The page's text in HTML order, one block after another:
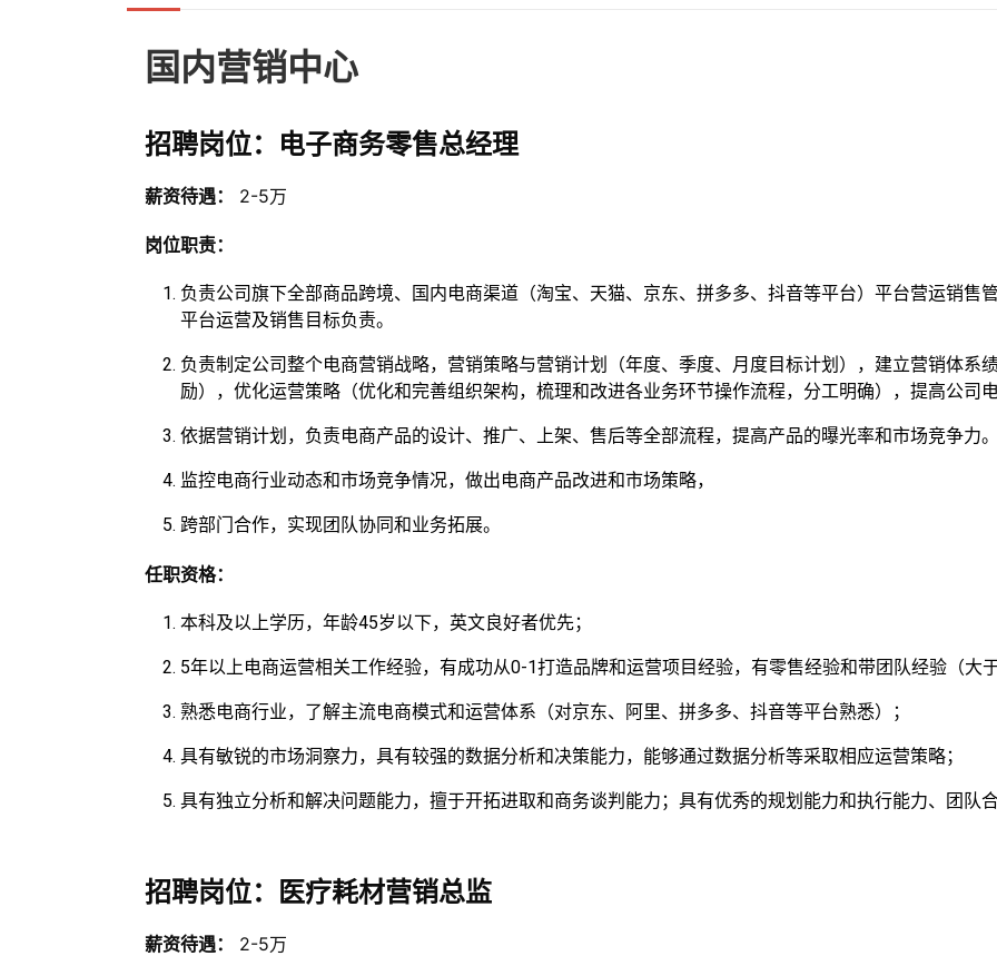
国内营销中心
招聘岗位：电子商务零售总经理
薪资待遇： 2-5万
岗位职责：
负责公司旗下全部商品跨境、国内电商渠道（淘宝、天猫、京东、拼多多、抖音等平台）平台营运销售
平台运营及销售目标负责。
负责制定公司整个电商营销战略，营销策略与营销计划（年度、季度、月度目标计划），建立营销体系
励），优化运营策略（优化和完善组织架构，梳理和改进各业务环节操作流程，分工明确），提高公司
依据营销计划，负责电商产品的设计、推广、上架、售后等全部流程，提高产品的曝光率和市场竞争力。
监控电商行业动态和市场竞争情况，做出电商产品改进和市场策略，
跨部门合作，实现团队协同和业务拓展。
任职资格：
本科及以上学历，年龄45岁以下，英文良好者优先；
5年以上电商运营相关工作经验，有成功从0-1打造品牌和运营项目经验，有零售经验和带团队经验（大于
熟悉电商行业，了解主流电商模式和运营体系（对京东、阿里、拼多多、抖音等平台熟悉）；
具有敏锐的市场洞察力，具有较强的数据分析和决策能力，能够通过数据分析等采取相应运营策略；
具有独立分析和解决问题能力，擅于开拓进取和商务谈判能力；具有优秀的规划能力和执行能力、团队合
招聘岗位：医疗耗材营销总监
薪资待遇： 2-5万